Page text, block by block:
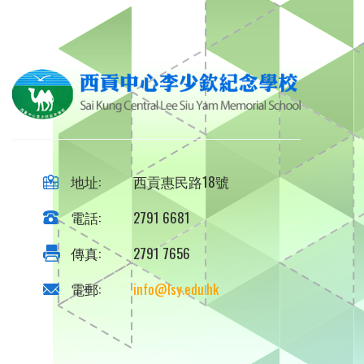
地址:
西貢惠民路18號
電話:
2791 6681
傳真:
2791 7656
電郵:
info@lsy.edu.hk